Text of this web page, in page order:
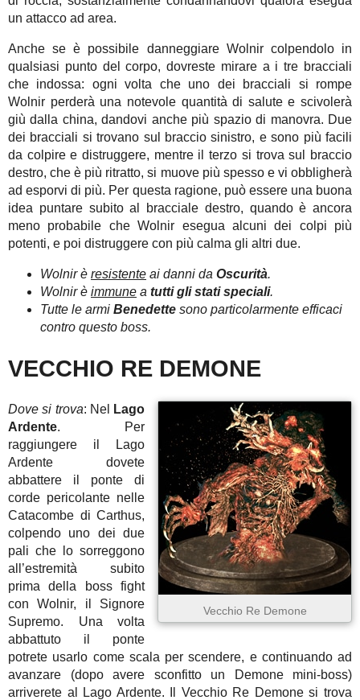
un attacco ad area.
Anche se è possibile danneggiare Wolnir colpendolo in
qualsiasi punto del corpo, dovreste mirare a i tre bracciali
che indossa: ogni volta che uno dei bracciali si rompe
Wolnir perderà una notevole quantità di salute e scivolerà
giù dalla china, dandovi anche più spazio di manovra. Due
dei bracciali si trovano sul braccio sinistro, e sono più facili
da colpire e distruggere, mentre il terzo si trova sul braccio
destro, che è più ritratto, si muove più spesso e vi obbligherà
ad esporvi di più. Per questa ragione, può essere una buona
idea puntare subito al bracciale destro, quando è ancora
meno probabile che Wolnir esegua alcuni dei colpi più
potenti, e poi distruggere con più calma gli altri due.
Wolnir è resistente ai danni da Oscurità.
Wolnir è immune a tutti gli stati speciali.
Tutte le armi Benedette sono particolarmente efficaci
contro questo boss.
VECCHIO RE DEMONE
Vecchio Re Demone
Dove si trova: Nel
Lago
Ardente. Per
raggiungere il Lago
Ardente dovete
abbattere il ponte di
corde pericolante nelle
Catacombe di Carthus,
colpendo uno dei due
pali che lo sorreggono
all’estremità subito
prima della boss fight
con Wolnir, il Signore
Supremo. Una volta
abbattuto il ponte
potrete usarlo come scala per scendere, e continuando ad
avanzare (dopo avere sconfitto un Demone mini-boss)
arriverete al Lago Ardente. Il Vecchio Re Demone si trova